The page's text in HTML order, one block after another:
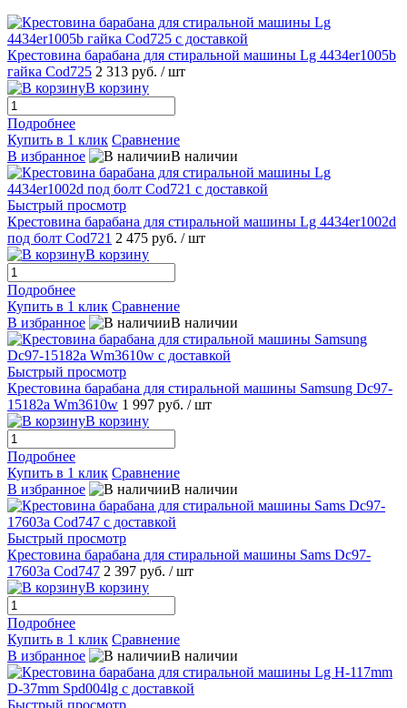
Крестовина барабана для стиральной машины Lg 4434er1005b
гайка Cod725 2 313 руб. / шт
В корзину
Подробнее
Купить в 1 клик Сравнение
В избранное
В наличии
Быстрый просмотр
Крестовина барабана для стиральной машины Lg 4434er1002d
под болт Cod721 2 475 руб. / шт
В корзину
Подробнее
Купить в 1 клик Сравнение
В избранное
В наличии
Быстрый просмотр
Крестовина барабана для стиральной машины Samsung Dc97-
15182a Wm3610w 1 997 руб. / шт
В корзину
Подробнее
Купить в 1 клик Сравнение
В избранное
В наличии
Быстрый просмотр
Крестовина барабана для стиральной машины Sams Dc97-
17603a Cod747 2 397 руб. / шт
В корзину
Подробнее
Купить в 1 клик Сравнение
В избранное
В наличии
Быстрый просмотр